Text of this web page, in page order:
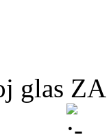
glas ZA